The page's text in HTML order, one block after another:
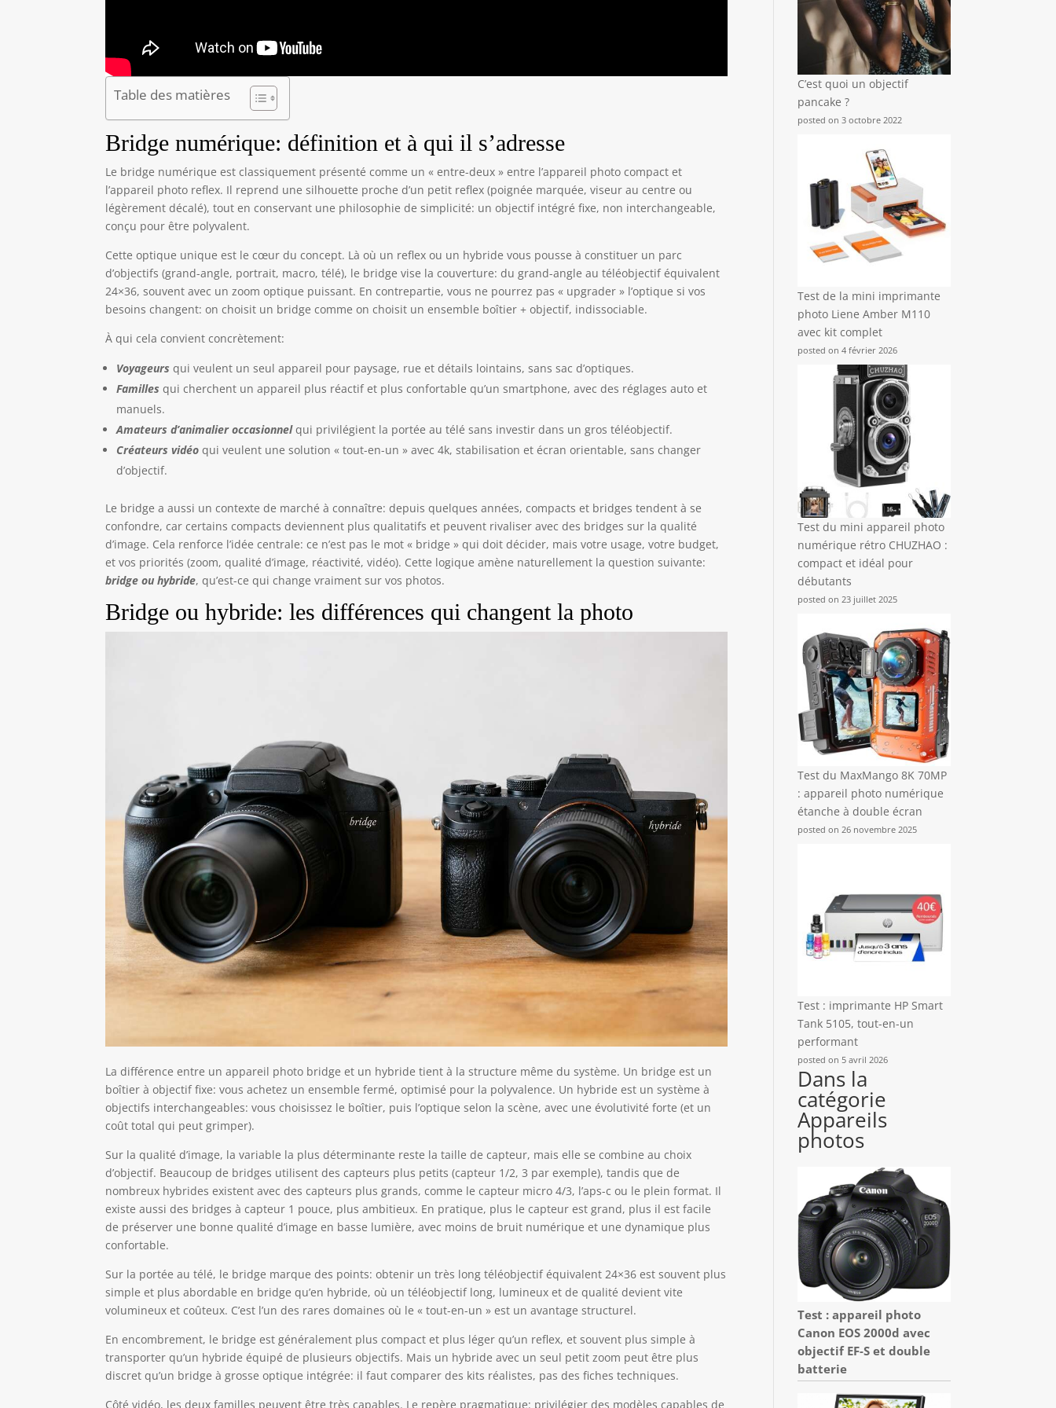
Table des matières
Bridge numérique: définition et à qui il s’adresse
Le bridge numérique est classiquement présenté comme un « entre-deux » entre l’appareil photo compact et
l’appareil photo reflex. Il reprend une silhouette proche d’un petit reflex (poignée marquée, viseur au centre ou
légèrement décalé), tout en conservant une philosophie de simplicité: un objectif intégré fixe, non interchangeable,
conçu pour être polyvalent.
Cette optique unique est le cœur du concept. Là où un reflex ou un hybride vous pousse à constituer un parc
d’objectifs (grand-angle, portrait, macro, télé), le bridge vise la couverture: du grand-angle au téléobjectif équivalent
24×36, souvent avec un zoom optique puissant. En contrepartie, vous ne pourrez pas « upgrader » l’optique si vos
besoins changent: on choisit un bridge comme on choisit un ensemble boîtier + objectif, indissociable.
À qui cela convient concrètement:
Voyageurs qui veulent un seul appareil pour paysage, rue et détails lointains, sans sac d’optiques.
Familles qui cherchent un appareil plus réactif et plus confortable qu’un smartphone, avec des réglages auto et
manuels.
Amateurs d’animalier occasionnelqui privilégient la portée au télé sans investir dans un gros téléobjectif.
Créateurs vidéo qui veulent une solution « tout-en-un » avec 4k, stabilisation et écran orientable, sans changer
d’objectif.
Le bridge a aussi un contexte de marché à connaître: depuis quelques années, compacts et bridges tendent à se
confondre, car certains compacts deviennent plus qualitatifs et peuvent rivaliser avec des bridges sur la qualité
d’image. Cela renforce l’idée centrale: ce n’est pas le mot « bridge » qui doit décider, mais votre usage, votre budget,
et vos priorités (zoom, qualité d’image, réactivité, vidéo). Cette logique amène naturellement la question suivante:
bridge ou hybride, qu’est-ce qui change vraiment sur vos photos.
Bridge ou hybride: les différences qui changent la photo
La différence entre un appareil photo bridge et un hybride tient à la structure même du système. Un bridge est un
boîtier à objectif fixe: vous achetez un ensemble fermé, optimisé pour la polyvalence. Un hybride est un système à
objectifs interchangeables: vous choisissez le boîtier, puis l’optique selon la scène, avec une évolutivité forte (et un
coût total qui peut grimper).
Sur la qualité d’image, la variable la plus déterminante reste la taille de capteur, mais elle se combine au choix
d’objectif. Beaucoup de bridges utilisent des capteurs plus petits (capteur 1/2, 3 par exemple), tandis que de
nombreux hybrides existent avec des capteurs plus grands, comme le capteur micro 4/3, l’aps-c ou le plein format. Il
existe aussi des bridges à capteur 1 pouce, plus ambitieux. En pratique, plus le capteur est grand, plus il est facile
de préserver une bonne qualité d’image en basse lumière, avec moins de bruit numérique et une dynamique plus
confortable.
Sur la portée au télé, le bridge marque des points: obtenir un très long téléobjectif équivalent 24×36 est souvent plus
simple et plus abordable en bridge qu’en hybride, où un téléobjectif long, lumineux et de qualité devient vite
volumineux et coûteux. C’est l’un des rares domaines où le « tout-en-un » est un avantage structurel.
En encombrement, le bridge est généralement plus compact et plus léger qu’un reflex, et souvent plus simple à
transporter qu’un hybride équipé de plusieurs objectifs. Mais un hybride avec un seul petit zoom peut être plus
discret qu’un bridge à grosse optique intégrée: il faut comparer des kits réalistes, pas des fiches techniques.
Côté vidéo, les deux familles peuvent être très capables. Le repère pragmatique: privilégier des modèles capables de
C’est quoi un objectif
pancake ?
posted on 3 octobre 2022
Test de la mini imprimante
photo Liene Amber M110
avec kit complet
posted on 4 février 2026
Test du mini appareil photo
numérique rétro CHUZHAO :
compact et idéal pour
débutants
posted on 23 juillet 2025
Test du MaxMango 8K 70MP
: appareil photo numérique
étanche à double écran
posted on 26 novembre 2025
Test : imprimante HP Smart
Tank 5105, tout-en-un
performant
posted on 5 avril 2026
Dans la
catégorie
Appareils
photos
Test : appareil photo
Canon EOS 2000d avec
objectif EF-S et double
batterie